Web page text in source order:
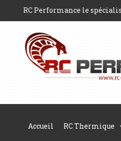
RC Performance le
Accueil RC Thermique